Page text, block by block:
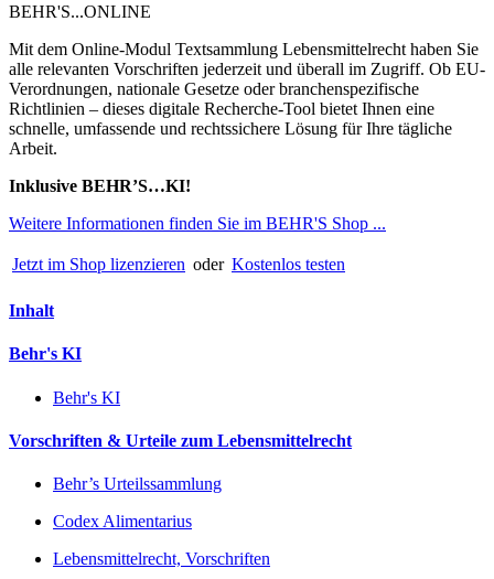
BEHR'S...ONLINE
Mit dem Online-Modul Textsammlung Lebensmittelrecht haben Sie
alle relevanten Vorschriften jederzeit und überall im Zugriff. Ob EU-
Verordnungen, nationale Gesetze oder branchenspezifische
Richtlinien – dieses digitale Recherche-Tool bietet Ihnen eine
schnelle, umfassende und rechtssichere Lösung für Ihre tägliche
Arbeit.
Inklusive BEHR’S…KI!
Weitere Informationen finden Sie im BEHR'S Shop ...
Jetzt im Shop lizenzieren oder Kostenlos testen
Inhalt
Behr's KI
Behr's KI
Vorschriften & Urteile zum Lebensmittelrecht
Behr’s Urteilssammlung
Codex Alimentarius
Lebensmittelrecht, Vorschriften